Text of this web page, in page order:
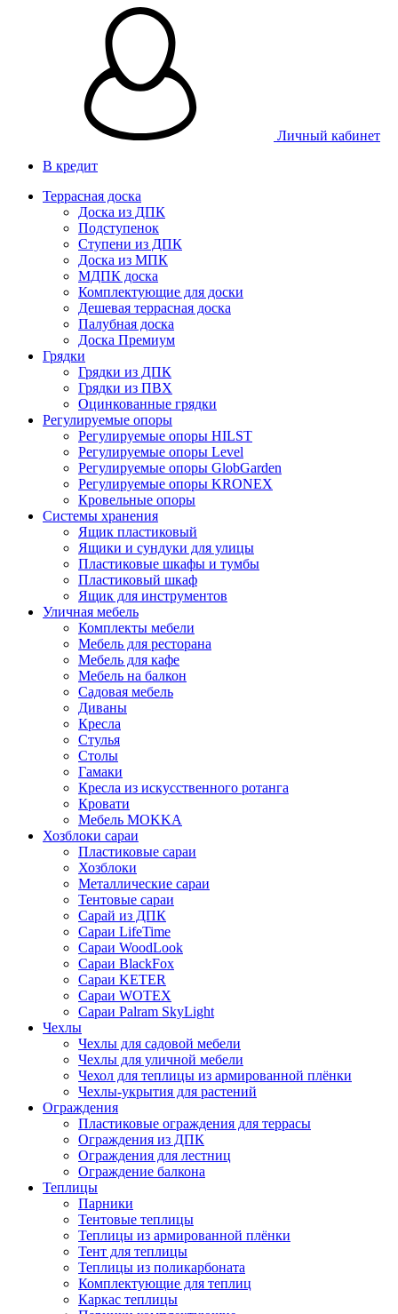
Личный кабинет
В кредит
Террасная доска
Доска из ДПК
Подступенок
Ступени из ДПК
Доска из МПК
МДПК доска
Комплектующие для доски
Дешевая террасная доска
Палубная доска
Доска Премиум
Грядки
Грядки из ДПК
Грядки из ПВХ
Оцинкованные грядки
Регулируемые опоры
Регулируемые опоры HILST
Регулируемые опоры Level
Регулируемые опоры GlobGarden
Регулируемые опоры KRONEX
Кровельные опоры
Системы хранения
Ящик пластиковый
Ящики и сундуки для улицы
Пластиковые шкафы и тумбы
Пластиковый шкаф
Ящик для инструментов
Уличная мебель
Комплекты мебели
Мебель для ресторана
Мебель для кафе
Мебель на балкон
Садовая мебель
Диваны
Кресла
Стулья
Столы
Гамаки
Кресла из искусственного ротанга
Кровати
Мебель MOKKA
Хозблоки сараи
Пластиковые сараи
Хозблоки
Металлические сараи
Тентовые сараи
Сарай из ДПК
Cараи LifeTime
Cараи WoodLook
Сараи BlackFox
Сараи KETER
Сараи WOTEX
Сараи Palram SkyLight
Чехлы
Чехлы для садовой мебели
Чехлы для уличной мебели
Чехол для теплицы из армированной плёнки
Чехлы-укрытия для растений
Ограждения
Пластиковые ограждения для террасы
Ограждения из ДПК
Ограждения для лестниц
Ограждение балкона
Теплицы
Парники
Тентовые теплицы
Теплицы из армированной плёнки
Тент для теплицы
Теплицы из поликарбоната
Комплектующие для теплиц
Каркас теплицы